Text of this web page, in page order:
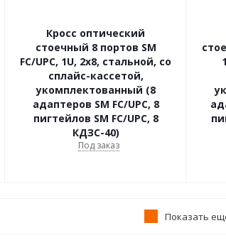
Кросс оптический
стоечный 8 портов SM
FC/UPC, 1U, 2х8, стальной, со
сплайс-кассетой,
укомплектованный (8
адаптеров SM FC/UPC, 8
пигтейлов SM FC/UPC, 8
КДЗС-40)
Под заказ
Показать